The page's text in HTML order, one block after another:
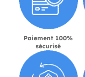
Paiement 100%
sécurisé